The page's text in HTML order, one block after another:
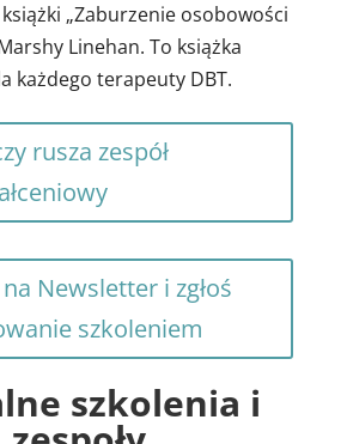
„Zaburzenie osobowości
Linehan. To książka
każdego terapeuty DBT.
rusza zespół
Newsletter i zgłoś
szkoleniem
szkolenia i